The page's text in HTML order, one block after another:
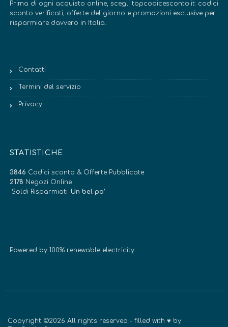
Prima di ogni acquisto online, scegli topcodicesconto.it: codici
sconto verificati, offerte del giorno e promozioni esclusive per
risparmiare davvero in Italia.
Contatti
Termini del servizio
Privacy
STATISTICHE
3846 Codici sconto & Offerte Pubblicate
2178 Negozi Online
Soldi Risparmiati: Un bel po’
Powered by 100% renewable electricity
Copyright ©2026 All rights reserved - filled with ♥ by